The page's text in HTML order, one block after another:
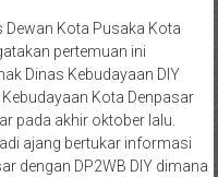
Dewan Kota Pusaka Kota
pertemuan ini
Dinas Kebudayaan DIY
Kota Denpasar
pada akhir oktober lalu.
ajang bertukar informasi
dengan DP2WB DIY dimana